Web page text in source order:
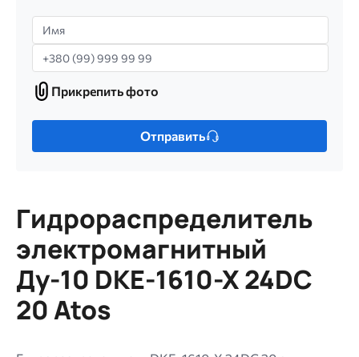
Имя
Телефон
Прикрепить
фото
Прикрепить фото
Только
МБ.
Допустимые
типы:
gif
jpg
jpeg
Отправить
Гидрораспределитель
электромагнитный
Ду-10 DKE-1610-X 24DC
20 Atos